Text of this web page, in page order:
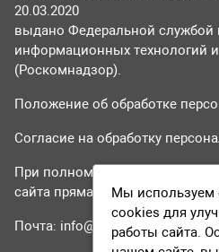
20.03.2020
выдано Федеральной службой
информационных технологий
(Роскомнадзор).
Положение об обработке
Согласие на обработку
При полном или частичном
сайта прямая гиперссылка на
Почта: info@tvr24.tv
Мы
cookies для
работы сайта.